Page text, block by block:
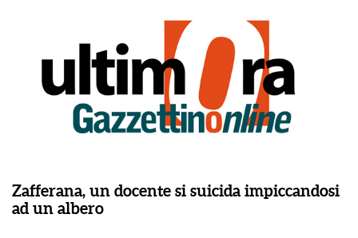
Zafferana, un docente si suicida impiccandosi
ad un albero